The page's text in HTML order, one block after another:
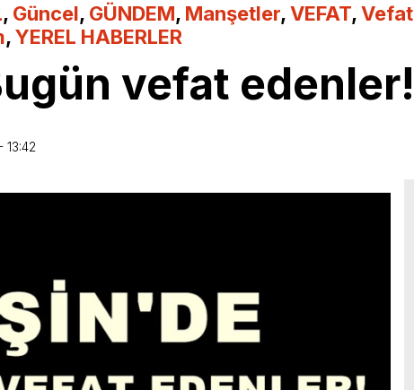
, Güncel, GÜNDEM, Manşetler,VEFAT,Vefat
,YEREL HABERLER
vefat edenler!
13:42